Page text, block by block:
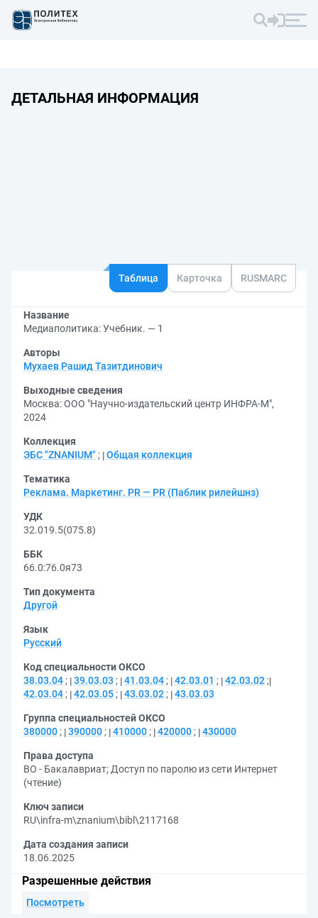
ДЕТАЛЬНАЯ ИНФОРМАЦИЯ
Таблица Карточка RUSMARC
Название
Медиаполитика: Учебник. — 1
Авторы
Мухаев Рашид Тазитдинович
Выходные сведения
Москва: ООО "Научно-издательский центр ИНФРА-М",
2024
Коллекция
ЭБС "ZNANIUM" ; Общая коллекция
Тематика
Реклама. Маркетинг. PR — PR (Паблик рилейшнз)
УДК
32.019.5(075.8)
ББК
66.0:76.0я73
Тип документа
Другой
Язык
Русский
Код специальности ОКСО
38.03.04 ; 39.03.03 ; 41.03.04 ; 42.03.01 ; 42.03.02 ;
42.03.04 ; 42.03.05 ; 43.03.02 ; 43.03.03
Группа специальностей ОКСО
380000 ; 390000 ; 410000 ; 420000 ; 430000
Права доступа
ВО - Бакалавриат; Доступ по паролю из сети Интернет
(чтение)
Ключ записи
RU\infra-m\znanium\bibl\2117168
Дата создания записи
18.06.2025
Разрешенные действия
Посмотреть